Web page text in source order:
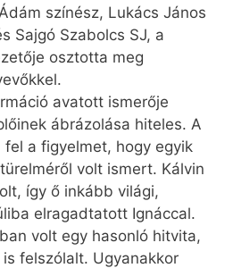
színész, Lukács János
Sajgó Szabolcs SJ, a
osztotta meg
avatott ismerője
ábrázolása hiteles. A
a figyelmet, hogy egyik
volt ismert. Kálvin
így ő inkább világi,
elragadtatott Ignáccal.
volt egy hasonló hitvita,
felszólalt. Ugyanakkor